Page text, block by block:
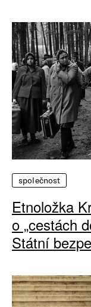
společnost
Etnoložka
o „cestách
Státní